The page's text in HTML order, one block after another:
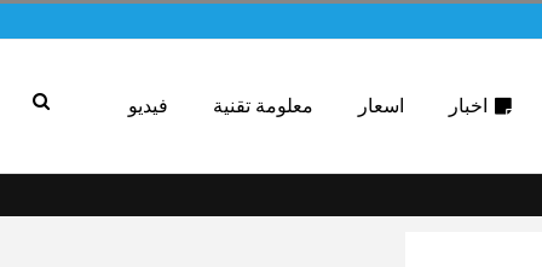
اخبار اسعار معلومة تقنية فيديو